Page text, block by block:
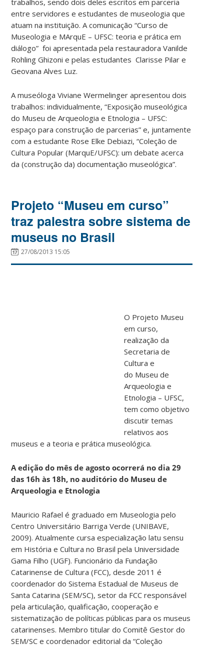
entre servidores e estudantes de museologia que
atuam na instituição. A comunicação “Curso de
Museologia e MArquE – UFSC: teoria e prática em
diálogo” foi apresentada pela restauradora Vanilde
Rohling Ghizoni e pelas estudantes Clarisse Pilar e
Geovana Alves Luz.
A museóloga Viviane Wermelinger apresentou dois
trabalhos: individualmente, “Exposição museológica
do Museu de Arqueologia e Etnologia – UFSC:
espaço para construção de parcerias” e, juntamente
com a estudante Rose Elke Debiazi, “Coleção de
Cultura Popular (MarquE/UFSC): um debate acerca
da (construção da) documentação museológica”.
Projeto “Museu em curso”
traz palestra sobre sistema de
museus no Brasil
27/08/2013 15:05
O Projeto Museu
em curso,
realização da
Secretaria de
Cultura e
do Museu de
Arqueologia e
Etnologia – UFSC,
tem como objetivo
discutir temas
relativos aos
museus e a teoria e prática museológica.
A edição do mês de agosto ocorrerá no dia 29
das 16h às 18h, no auditório do Museu de
Arqueologia e Etnologia
Mauricio Rafael é graduado em Museologia pelo
Centro Universitário Barriga Verde (UNIBAVE,
2009). Atualmente cursa especialização latu sensu
em História e Cultura no Brasil pela Universidade
Gama Filho (UGF). Funcionário da Fundação
Catarinense de Cultura (FCC), desde 2011 é
coordenador do Sistema Estadual de Museus de
Santa Catarina (SEM/SC), setor da FCC responsável
pela articulação, qualificação, cooperação e
sistematização de políticas públicas para os museus
catarinenses. Membro titular do Comitê Gestor do
SEM/SC e coordenador editorial da “Coleção